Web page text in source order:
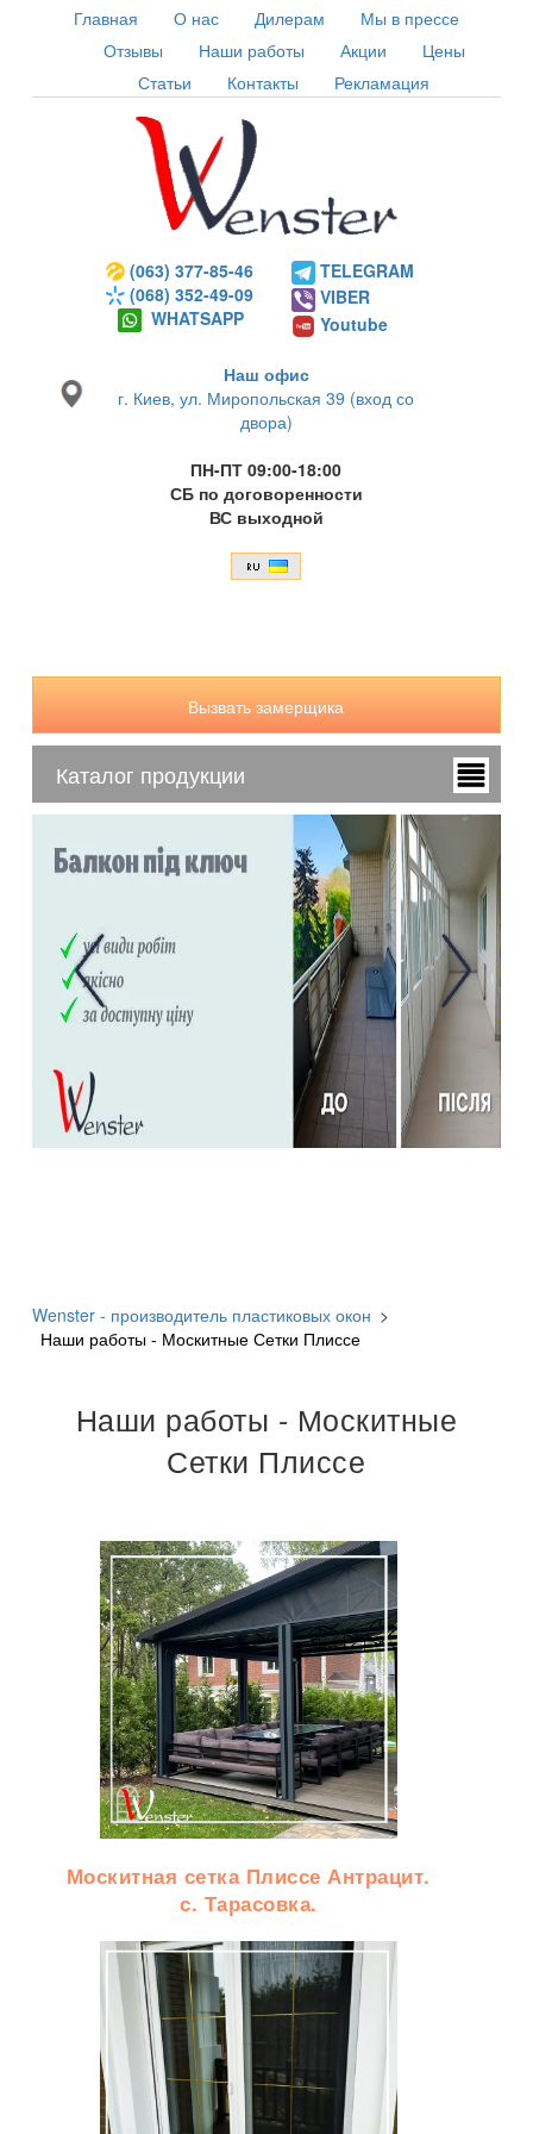
Главная О нас Дилерам
Мы в прессе
Отзывы
Наши работы Акции
Цены
Статьи
Контакты Рекламация
(063) 377-85-46
(068) 352-49-09
WHATSAPP
TELEGRAM
VIBER
Youtube
Наш офис
г. Киев, ул. Миропольская 39 (вход со
двора)
ПН-ПТ 09:00-18:00
СБ по договоренности
ВС выходной
Вызвать замерщика
Каталог продукции
Wenster - производитель пластиковых окон >
Наши работы - Москитные Сетки Плиссе
Наши работы - Москитные
Сетки Плиссе
Москитная сетка Плиссе Антрацит.
с. Тарасовка.